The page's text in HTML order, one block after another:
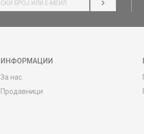
НАЈАВИ СЕ
ИНФОРМАЦИИ
За нас
Продавници